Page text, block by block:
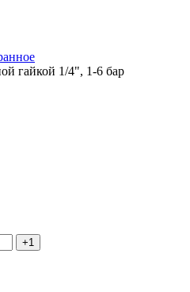
гайкой 1/4", 1-6 бар
+1